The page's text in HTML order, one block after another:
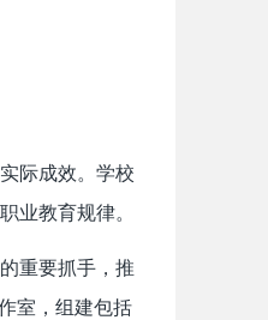
际成效。学校
业教育规律。
重要抓手，推
室，组建包括